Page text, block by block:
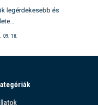
legérdekesebb és
09. 18.